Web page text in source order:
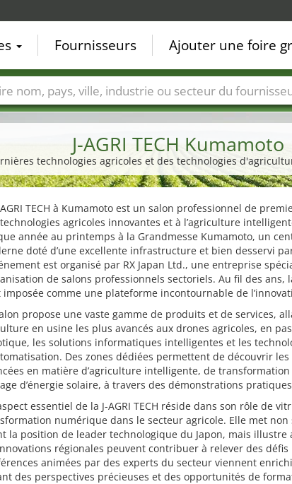
J-AGRI TECH Kumamoto
technologies agricoles et des technologies
AGRI TECH à Kumamoto est un salon professionnel de
agricoles innovantes et à l’agriculture
année au printemps à la Grandmesse Kumamoto, un
doté d’une excellente infrastructure et bien desservi
est organisé par RX Japan Ltd., une entreprise
de salons professionnels sectoriels. Au fil des ans, la
imposée comme une plateforme incontournable de
propose une vaste gamme de produits et de services,
en usine les plus avancés aux drones agricoles, en
les solutions informatiques intelligentes et les
Des zones dédiées permettent de découvrir
en matière d’agriculture intelligente, de
d’énergie solaire, à travers des démonstrations
essentiel de la J-AGRI TECH réside dans son rôle de
numérique dans le secteur agricole. Elle met non
la position de leader technologique du Japon, mais illustre
régionales peuvent contribuer à relever des défis
animées par des experts du secteur viennent
des perspectives précieuses et des opportunités de
Fournisseurs Ajouter une foire
Villes Secteurs de foire Secteurs du